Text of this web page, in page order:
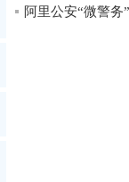
阿里公安“微警务